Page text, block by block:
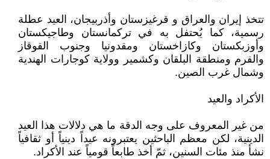
تتخذ إيران والعراق و قرغيزستان وأذربيجان، العيد عطلة
رسمية، كما يُحتفل به في تركمانستان وطاجيكستان
وأوزبكستان وكازاخستان ومقدونيا وجنوب القوقاز
والقرم ومنطقة البلقان وكشمير وولاية كوجارات الهندية
وشمال غرب الصين.
اﻷكراد والعيد
من غير المعروف على وجه الدقة ما هي دلالات هذا العيد
الدينية، لكن معظم الباحثين يعتبرونه عيداً دينياً أو ثقافياً
نشأ منذ مئات السنين، ثمّ أخذ طابعاً قومياً عند الأكراد.